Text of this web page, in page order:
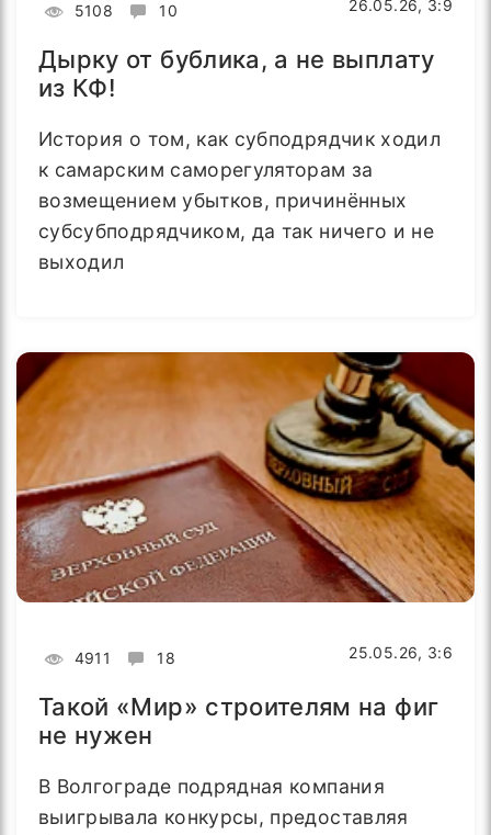
5108 10 26.05.26, 3:9
Дырку от бублика, а не выплату
из КФ!
История о том, как субподрядчик ходил
к самарским саморегуляторам за
возмещением убытков, причинённых
субсубподрядчиком, да так ничего и не
выходил
4911 18 25.05.26, 3:6
Такой «Мир» строителям на фиг
не нужен
В Волгограде подрядная компания
выигрывала конкурсы, предоставляя